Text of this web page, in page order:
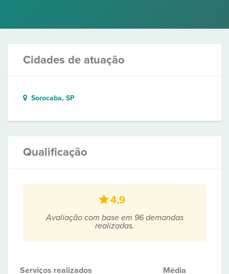
Cidades de atuação
Sorocaba, SP
Qualificação
4,9
Avaliação com base em 96 demandas
realizadas.
Serviços realizados Média